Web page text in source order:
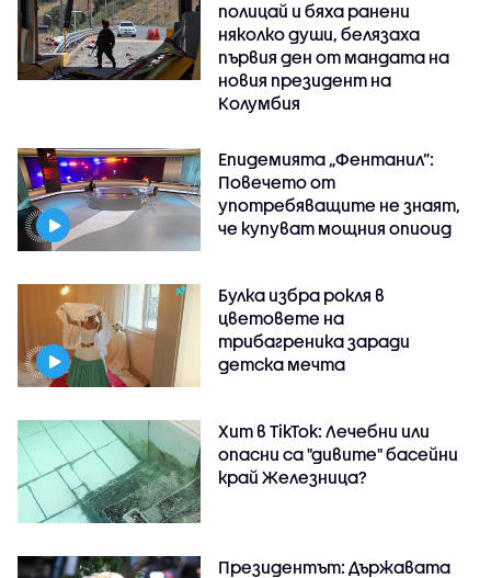
полицай и бяха ранени
няколко души, белязаха
първия ден от мандата на
новия президент на
Колумбия
Епидемията „Фентанил”:
Повечето от
употребяващите не знаят,
че купуват мощния опиоид
Булка избра рокля в
цветовете на
трибагреника заради
детска мечта
Хит в TikTok: Лечебни или
опасни са "дивите" басейни
край Железница?
Президентът: Държавата